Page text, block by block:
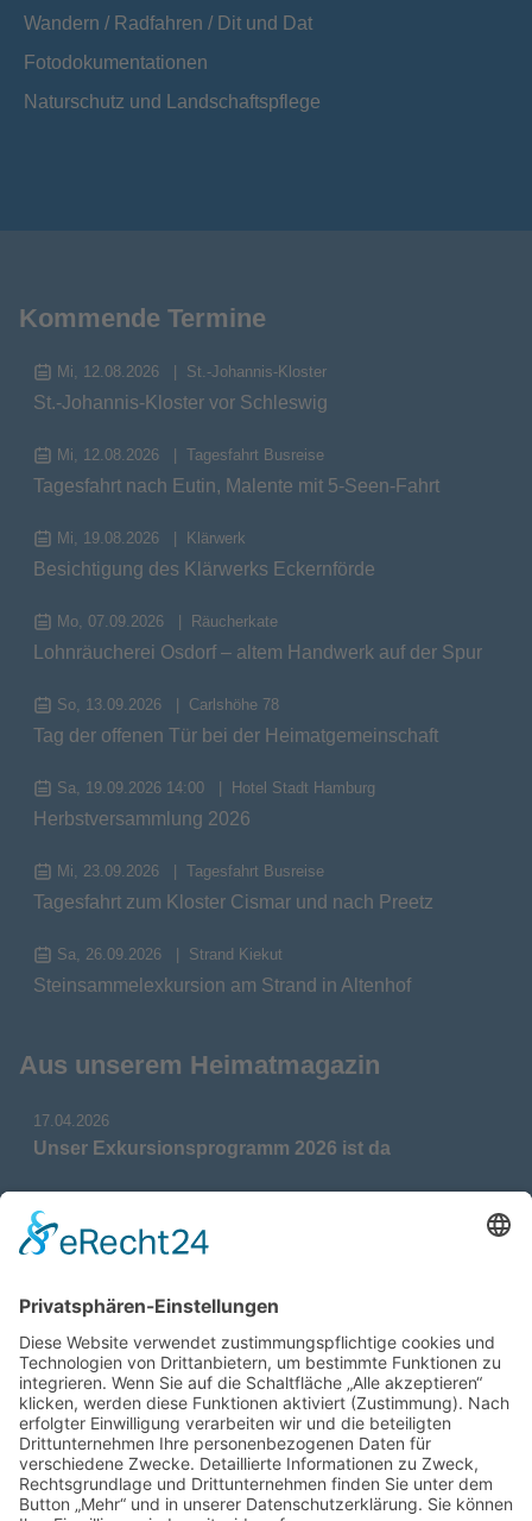
Wandern / Radfahren / Dit und Dat
Fotodokumentationen
Naturschutz und Landschaftspflege
Kommende Termine
Mi, 12.08.2026 St.-Johannis-Kloster
St.-Johannis-Kloster vor Schleswig
Mi, 12.08.2026 Tagesfahrt Busreise
Tagesfahrt nach Eutin, Malente mit 5-Seen-Fahrt
Mi, 19.08.2026 Klärwerk
Besichtigung des Klärwerks Eckernförde
Mo, 07.09.2026 Räucherkate
Lohnräucherei Osdorf – altem Handwerk auf der Spur
So, 13.09.2026 Carlshöhe 78
Tag der offenen Tür bei der Heimatgemeinschaft
Sa, 19.09.2026 14:00 Hotel Stadt Hamburg
Herbstversammlung 2026
Mi, 23.09.2026 Tagesfahrt Busreise
Tagesfahrt zum Kloster Cismar und nach Preetz
Sa, 26.09.2026 Strand Kiekut
Steinsammelexkursion am Strand in Altenhof
Aus unserem Heimatmagazin
17.04.2026
Unser Exkursionsprogramm 2026 ist da
17.04.2026
Verdienstmedaille für Telse Stoy
Das war: Munition im Meer
17.04.2026
Fahrtenprogramm 2026 ist fertig
12.10.2025
Darstellung verschiedener Orte innerhalb des